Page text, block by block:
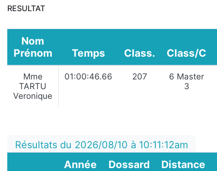
RESULTAT
Nom
Prénom
Temps Class. Class/C
Mme
TARTU
Veronique
01:00:46.66 207
6 Master
3
Résultats du 2026/08/10 à 10:11:12am
Année Dossard Distance